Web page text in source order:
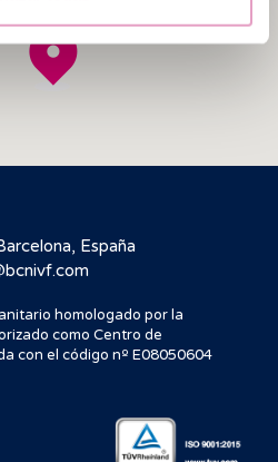
España
homologado por la
como Centro de
con el código nº E08050604